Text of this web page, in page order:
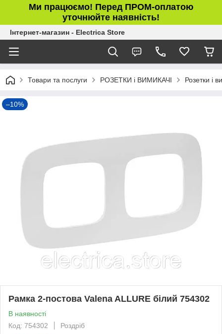
Ми працюємо! Перед ПРОМ-оплатою
уточнюйте наявність!
Інтернет-магазин - Electrica Store
Товари та послуги РОЗЕТКИ і ВИМИКАЧІ Розетки і
–10%
Рамка 2-постова Valena ALLURE білий 754302
В наявності
Код: 754302
Роздріб